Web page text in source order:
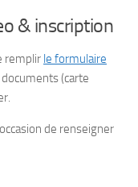
& inscription
remplir le formulaire
(carte
de renseigner